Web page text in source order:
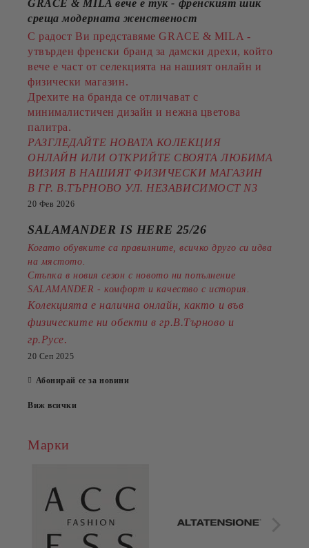
GRACE & MILA вече е тук - френският шик
среща модерната женственост
С радост Ви представяме GRACE & MILA -
утвърден френски бранд за дамски дрехи, който
вече е част от селекцията на нашият онлайн и
физически магазин.
Дрехите на бранда се отличават с
минималистичен дизайн и нежна цветова
палитра.
РАЗГЛЕДАЙТЕ НОВАТА КОЛЕКЦИЯ
ОНЛАЙН ИЛИ ОТКРИЙТЕ СВОЯТА ЛЮБИМА
ВИЗИЯ В НАШИЯТ ФИЗИЧЕСКИ МАГАЗИН
В ГР. В.ТЪРНОВО УЛ. НЕЗАВИСИМОСТ N3
20 Фев 2026
SALAMANDER IS HERE 25/26
Когато обувките са правилните, всичко друго си идва
на мястото.
Стъпка в новия сезон с новото ни попълнение
SALAMANDER - комфорт и качество с история.
Колекцията е налична онлайн, както и във
физическите ни обекти в гр.В.Търново и
гр.Русе.
20 Сеп 2025
Абонирай се за новини
Виж всички
Марки